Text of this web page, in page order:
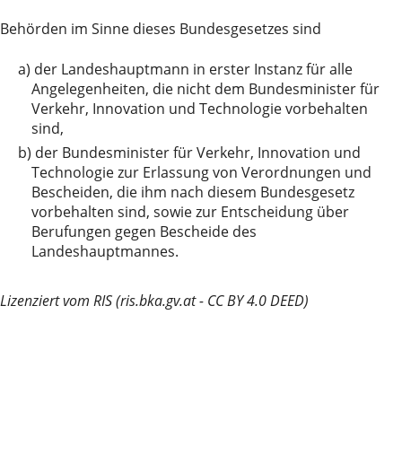
Behörden im Sinne dieses Bundesgesetzes sind
a) der Landeshauptmann in erster Instanz für alle
Angelegenheiten, die nicht dem Bundesminister für
Verkehr, Innovation und Technologie vorbehalten
sind,
b) der Bundesminister für Verkehr, Innovation und
Technologie zur Erlassung von Verordnungen und
Bescheiden, die ihm nach diesem Bundesgesetz
vorbehalten sind, sowie zur Entscheidung über
Berufungen gegen Bescheide des
Landeshauptmannes.
Lizenziert vom RIS (ris.bka.gv.at - CC BY 4.0 DEED)